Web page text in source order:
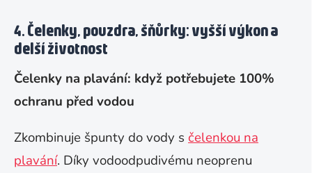
4. Čelenky, pouzdra, šňůrky: vyšší výkon a
delší životnost
Čelenky na plavání: když potřebujete 100%
ochranu před vodou
Zkombinuje špunty do vody s čelenkou na
plavání. Díky vodoodpudivému neoprenu